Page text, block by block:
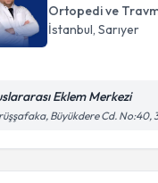
Ortopedi ve
İstanbul, Sarıyer
Eklem Merkezi
Büyükdere Cd. No:40,